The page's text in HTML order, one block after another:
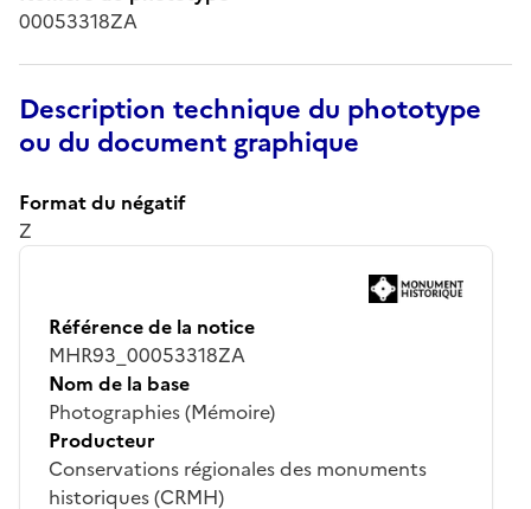
00053318ZA
Description technique du phototype
ou du document graphique
Format du négatif
Z
Référence de la notice
MHR93_00053318ZA
Nom de la base
Photographies (Mémoire)
Producteur
Conservations régionales des monuments
historiques (CRMH)